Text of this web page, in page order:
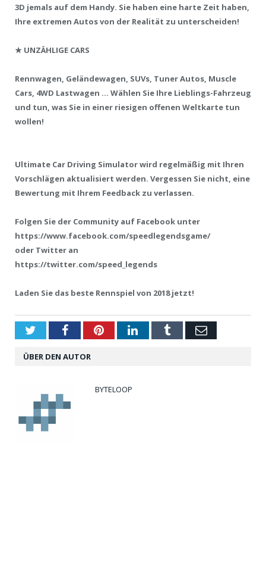
3D jemals auf dem Handy. Sie haben eine harte Zeit haben,
Ihre extremen Autos von der Realität zu unterscheiden!
★ UNZÄHLIGE CARS
Rennwagen, Geländewagen, SUVs, Tuner Autos, Muscle
Cars, 4WD Lastwagen ... Wählen Sie Ihre Lieblings-Fahrzeug
und tun, was Sie in einer riesigen offenen Weltkarte tun
wollen!
Ultimate Car Driving Simulator wird regelmäßig mit Ihren
Vorschlägen aktualisiert werden. Vergessen Sie nicht, eine
Bewertung mit Ihrem Feedback zu verlassen.
Folgen Sie der Community auf Facebook unter
https://www.facebook.com/speedlegendsgame/
oder Twitter an
https://twitter.com/speed_legends
Laden Sie das beste Rennspiel von 2018 jetzt!
TwitterFacebookPinterestLinkedInTumblrEmail
ÜBER DEN AUTOR
BYTELOOP